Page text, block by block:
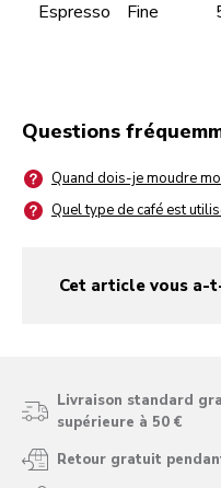
Espresso Fine
Questions
Quand dois-je moudre
Quel type de café est
Cet article vous a-
yes
no
Livraison standard
supérieure à 50 €
Retour gratuit